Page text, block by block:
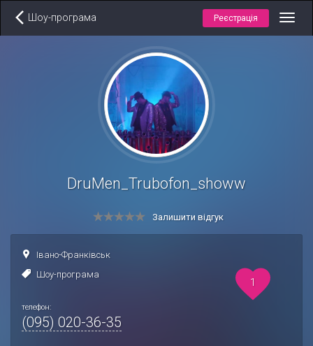
Шоу-програма Реєстрація
DruMen_Trubofon_showw
Залишити відгук
Івано-Франківськ
Шоу-програма
телефон:
(095) 020-36-35
1